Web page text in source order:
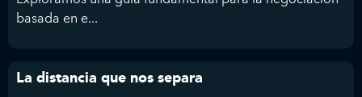
basada en e...
La distancia que nos separa